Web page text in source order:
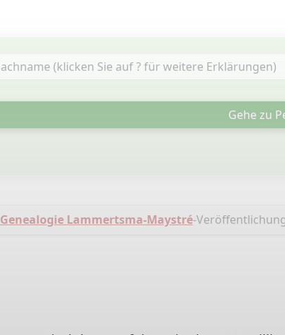
Gehe zu
Genealogie Lammertsma-Maystré-